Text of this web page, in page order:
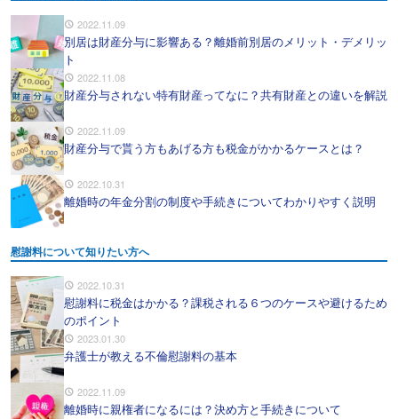
2022.11.09
別居は財産分与に影響ある？離婚前別居のメリット・デメリッ
ト
2022.11.08
財産分与されない特有財産ってなに？共有財産との違いを解説
2022.11.09
財産分与で貰う方もあげる方も税金がかかるケースとは？
2022.10.31
離婚時の年金分割の制度や手続きについてわかりやすく説明
慰謝料について知りたい方へ
2022.10.31
慰謝料に税金はかかる？課税される６つのケースや避けるため
のポイント
2023.01.30
弁護士が教える不倫慰謝料の基本
2022.11.09
離婚時に親権者になるには？決め方と手続きについて